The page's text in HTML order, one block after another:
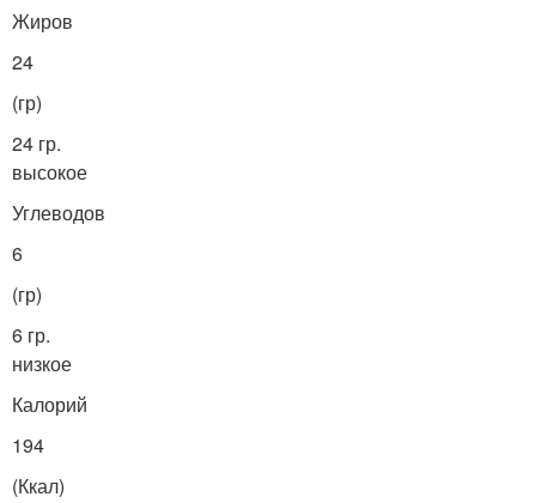
Жиров
24
(гр)
24 гр.
высокое
Углеводов
6
(гр)
6 гр.
низкое
Калорий
194
(Ккал)